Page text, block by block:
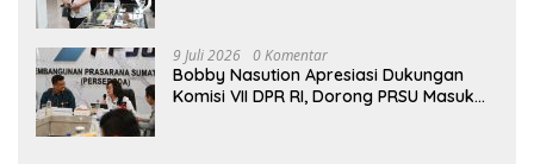
9 Juli 2026 0 Komentar
Bobby Nasution Apresiasi Dukungan
Komisi VII DPR RI, Dorong PRSU Masuk